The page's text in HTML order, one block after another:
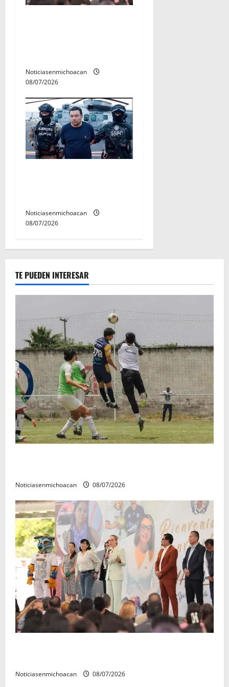
Noticiasenmichoacan
08/07/2026
Noticiasenmichoacan
08/07/2026
TE PUEDEN INTERESAR
Noticiasenmichoacan 08/07/2026
Noticiasenmichoacan 08/07/2026